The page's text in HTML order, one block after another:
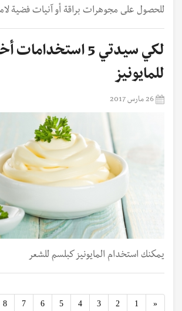
للحصول على مجوهرات براقة أو آنيات فضية
لكي سيدتي 5
للمايونيز
26 مارس 2017
يمكنك استخدام المايونيز كبلسم للشعر
«
Previous
1
2
3
4
5
6
7
8